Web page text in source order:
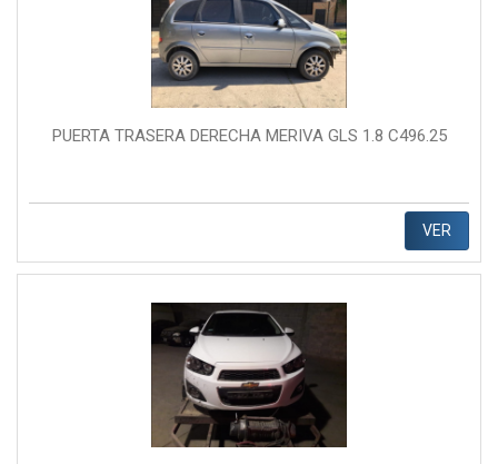
PUERTA TRASERA DERECHA MERIVA GLS 1.8 C496.25
VER